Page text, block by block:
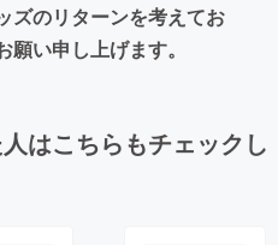
ズのリターンを考えてお
い申し上げます。
はこちらもチェックし